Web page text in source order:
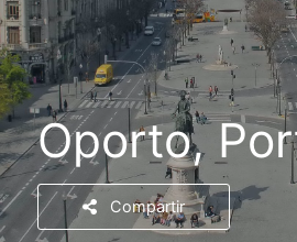
Oporto,
Compartir